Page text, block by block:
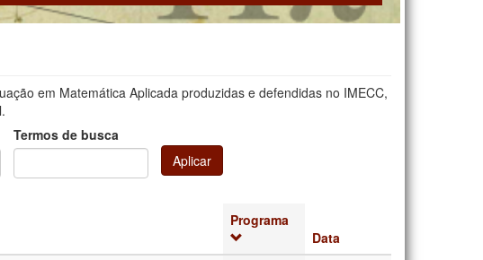
em Matemática Aplicada produzidas e defendidas no IMECC,
Termos de busca
Aplicar
Programa
Data